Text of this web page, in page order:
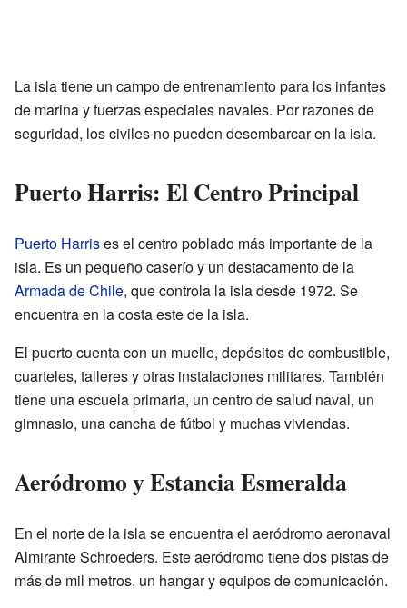
La isla tiene un campo de entrenamiento para los infantes
de marina y fuerzas especiales navales. Por razones de
seguridad, los civiles no pueden desembarcar en la isla.
Puerto Harris: El Centro Principal
Puerto Harrises el centro poblado más importante de la
isla. Es un pequeño caserío y un destacamento de la
Armada de Chile, que controla la isla desde 1972. Se
encuentra en la costa este de la isla.
El puerto cuenta con un muelle, depósitos de combustible,
cuarteles, talleres y otras instalaciones militares. También
tiene una escuela primaria, un centro de salud naval, un
gimnasio, una cancha de fútbol y muchas viviendas.
Aeródromo y Estancia Esmeralda
En el norte de la isla se encuentra el aeródromo aeronaval
Almirante Schroeders. Este aeródromo tiene dos pistas de
más de mil metros, un hangar y equipos de comunicación.